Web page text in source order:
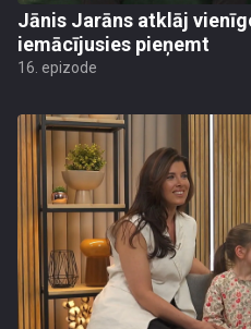
Jānis Jarāns atklāj
iemācījusies pieņemt
16. epizode